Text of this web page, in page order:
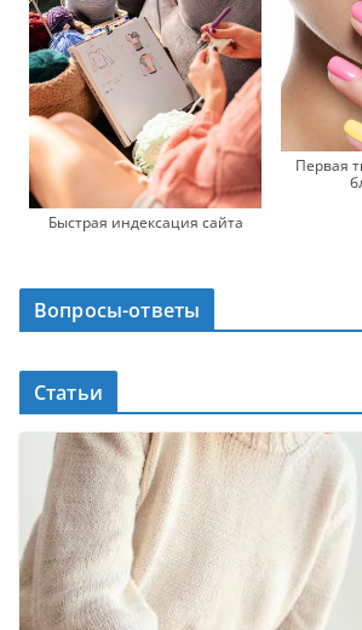
Быстрая индексация сайта
Первая
Вопросы-ответы
Статьи